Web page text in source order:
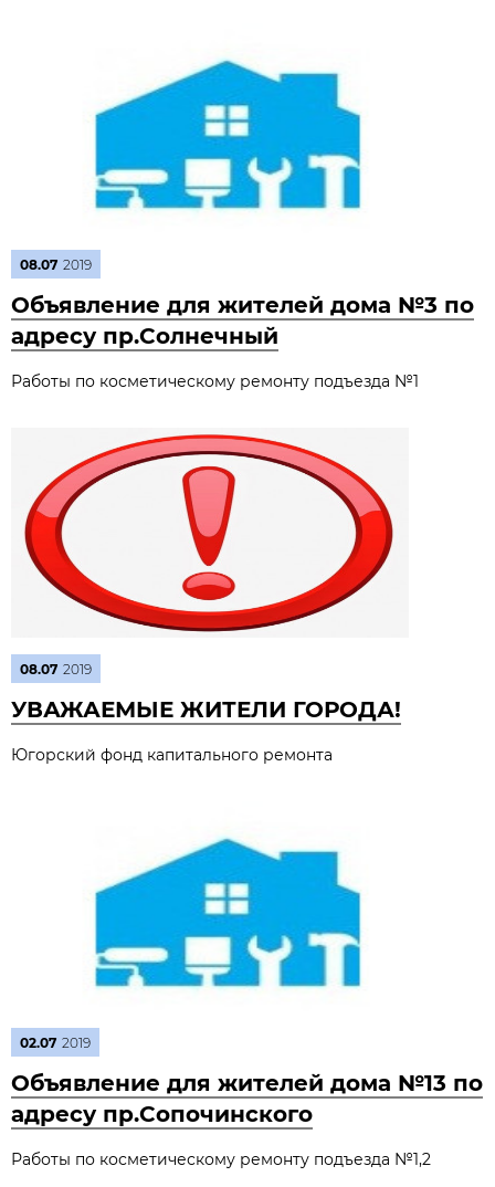
08.07 2019
Объявление для жителей дома №3 по
адресу пр.Солнечный
Работы по косметическому ремонту подъезда №1
08.07 2019
УВАЖАЕМЫЕ ЖИТЕЛИ ГОРОДА!
Югорский фонд капитального ремонта
02.07 2019
Объявление для жителей дома №13 по
адресу пр.Сопочинского
Работы по косметическому ремонту подъезда №1,2